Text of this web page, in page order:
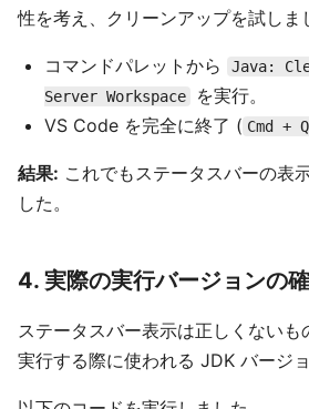
性を考え、クリーンアップを試しま
コマンドパレットから
Java:
Server Workspace
を実行。
VS Code を完全に終了 ( Cmd + Q
結果: これでもステータスバーの表
した。
4. 実際の実行バージョンの
ステータスバー表示は正しくないも
実行する際に使われる JDK バージ